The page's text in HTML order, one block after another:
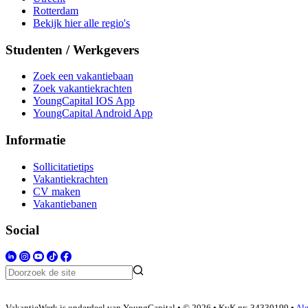
Rotterdam
Bekijk hier alle regio's
Studenten / Werkgevers
Zoek een vakantiebaan
Zoek vakantiekrachten
YoungCapital IOS App
YoungCapital Android App
Informatie
Sollicitatietips
Vakantiekrachten
CV maken
Vakantiebanen
Social